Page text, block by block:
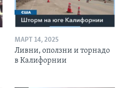
МАРТ 14, 2025
Ливни, оползни и торнадо
в Калифорнии